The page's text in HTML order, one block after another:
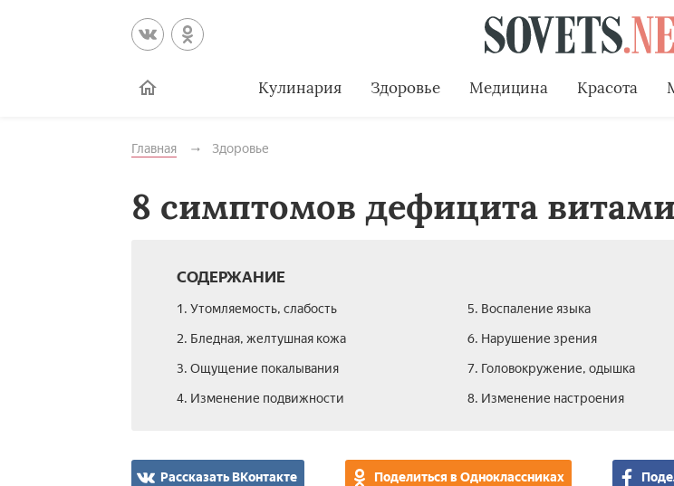
Кулинария Здоровье Медицина Красота
Главная Здоровье
8 симптомов дефицита
СОДЕРЖАНИЕ
1. Утомляемость, слабость
2. Бледная, желтушная кожа
3. Ощущение покалывания
4. Изменение подвижности
5. Воспаление языка
6. Нарушение зрения
7. Головокружение, одышка
8. Изменение настроения
Рассказать ВКонтакте Поделиться в Одноклассниках